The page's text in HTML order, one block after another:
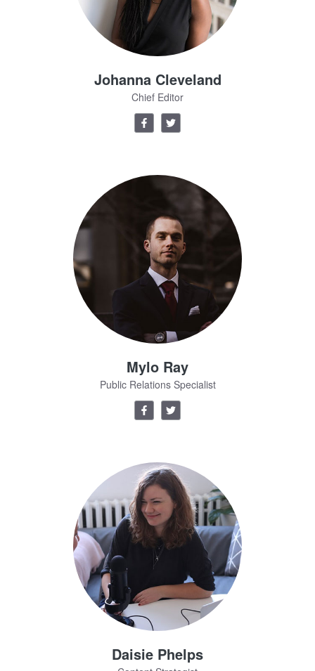
Johanna Cleveland
Chief Editor
Mylo Ray
Public Relations Specialist
Daisie Phelps